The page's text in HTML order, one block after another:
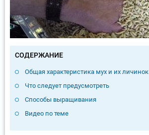
СОДЕРЖАНИЕ
Общая характеристика мух и их личинок
Что следует предусмотреть
Способы выращивания
Видео по теме